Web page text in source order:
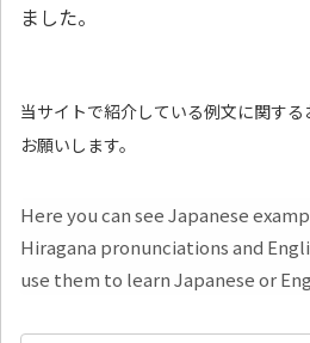
ました。
当サイトで紹介している例文に関す
お願いします。
Here you can see Japanese
Hiragana pronunciations and
use them to learn Japanese or